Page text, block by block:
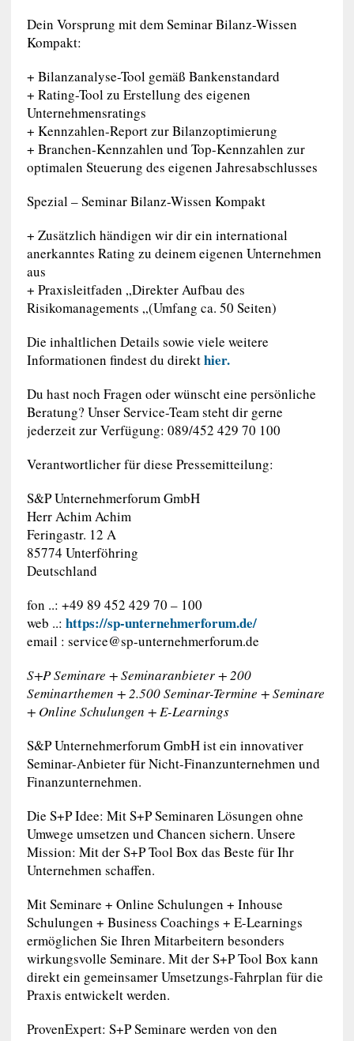
Dein Vorsprung mit dem Seminar Bilanz-Wissen
Kompakt:
+ Bilanzanalyse-Tool gemäß Bankenstandard
+ Rating-Tool zu Erstellung des eigenen
Unternehmensratings
+ Kennzahlen-Report zur Bilanzoptimierung
+ Branchen-Kennzahlen und Top-Kennzahlen zur
optimalen Steuerung des eigenen Jahresabschlusses
Spezial – Seminar Bilanz-Wissen Kompakt
+ Zusätzlich händigen wir dir ein international
anerkanntes Rating zu deinem eigenen Unternehmen
aus
+ Praxisleitfaden „Direkter Aufbau des
Risikomanagements „(Umfang ca. 50 Seiten)
Die inhaltlichen Details sowie viele weitere
Informationen findest du direkthier.
Du hast noch Fragen oder wünscht eine persönliche
Beratung? Unser Service-Team steht dir gerne
jederzeit zur Verfügung: 089/452 429 70 100
Verantwortlicher für diese Pressemitteilung:
S&P Unternehmerforum GmbH
Herr Achim Achim
Feringastr. 12 A
85774 Unterföhring
Deutschland
fon ..: +49 89 452 429 70 – 100
web ..: https://sp-unternehmerforum.de/
email : service@sp-unternehmerforum.de
S+P Seminare + Seminaranbieter + 200
Seminarthemen + 2.500 Seminar-Termine + Seminare
+ Online Schulungen + E-Learnings
S&P Unternehmerforum GmbH ist ein innovativer
Seminar-Anbieter für Nicht-Finanzunternehmen und
Finanzunternehmen.
Die S+P Idee: Mit S+P Seminaren Lösungen ohne
Umwege umsetzen und Chancen sichern. Unsere
Mission: Mit der S+P Tool Box das Beste für Ihr
Unternehmen schaffen.
Mit Seminare + Online Schulungen + Inhouse
Schulungen + Business Coachings + E-Learnings
ermöglichen Sie Ihren Mitarbeitern besonders
wirkungsvolle Seminare. Mit der S+P Tool Box kann
direkt ein gemeinsamer Umsetzungs-Fahrplan für die
Praxis entwickelt werden.
ProvenExpert: S+P Seminare werden von den